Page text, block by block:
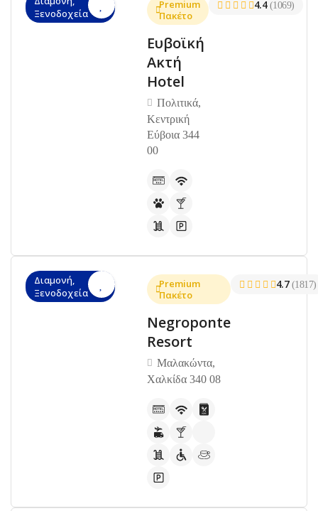
Ξενοδοχεία
Premium
Πακέτο
Ευβοϊκή
Ακτή
Hotel
Πολιτικά,
Κεντρική
Εύβοια 344
00
4.4 (1069)
Διαμονή,
Ξενοδοχεία
Premium
Πακέτο
Negroponte
Resort
Μαλακώντα,
Χαλκίδα 340 08
4.7 (1817)